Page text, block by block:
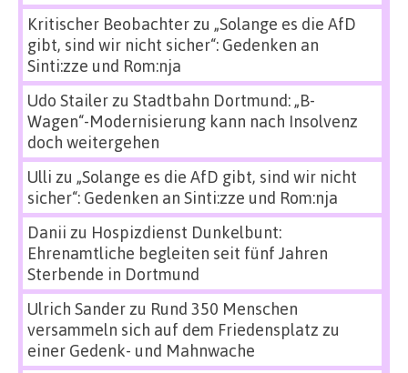
Kritischer Beobachterzu „Solange es die AfD
gibt, sind wir nicht sicher“: Gedenken an
Sinti:zze und Rom:nja
Udo Stailerzu Stadtbahn Dortmund: „B-
Wagen“-Modernisierung kann nach Insolvenz
doch weitergehen
Ulli zu „Solange es die AfD gibt, sind wir nicht
sicher“: Gedenken an Sinti:zze und Rom:nja
Danii zu Hospizdienst Dunkelbunt:
Ehrenamtliche begleiten seit fünf Jahren
Sterbende in Dortmund
Ulrich Sanderzu Rund 350 Menschen
versammeln sich auf dem Friedensplatz zu
einer Gedenk- und Mahnwache